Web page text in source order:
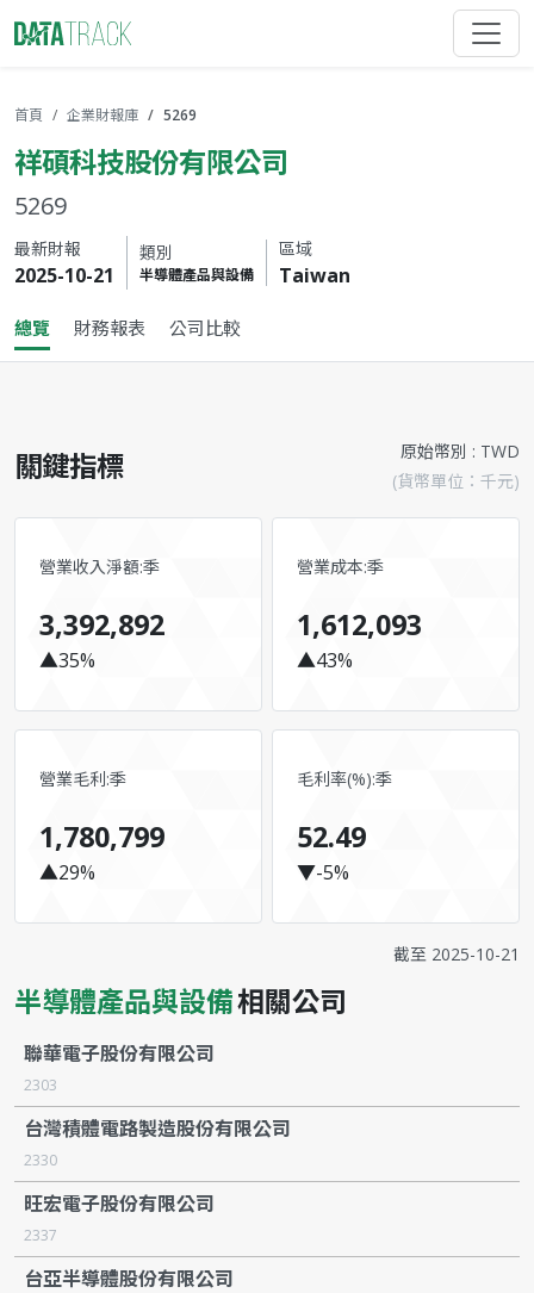
首頁 企業財報庫 5269
祥碩科技股份有限公司
5269
最新財報
2025-10-21
類別
半導體產品與設備
區域
Taiwan
總覽 財務報表 公司比較
關鍵指標
原始幣別 : TWD
(貨幣單位：千元)
營業收入淨額:季
3,392,892
▲35%
營業成本:季
1,612,093
▲43%
營業毛利:季
1,780,799
▲29%
毛利率(%):季
52.49
▼-5%
截至 2025-10-21
半導體產品與設備相關公司
聯華電子股份有限公司
2303
台灣積體電路製造股份有限公司
2330
旺宏電子股份有限公司
2337
台亞半導體股份有限公司